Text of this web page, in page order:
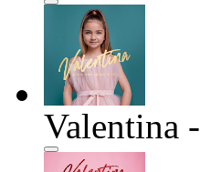
Valentina